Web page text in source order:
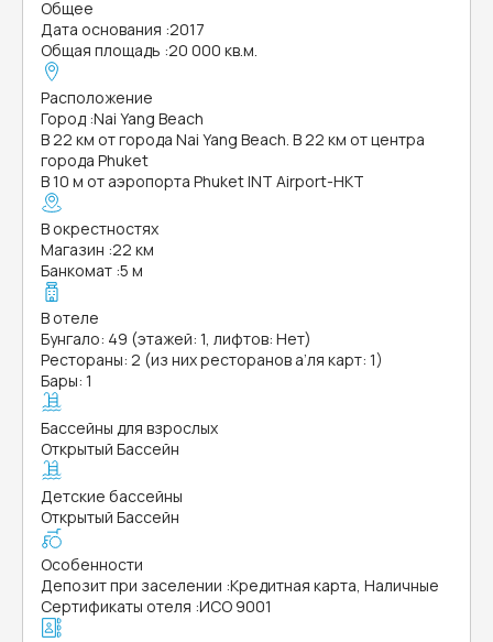
Общее
Дата основания :2017
Общая площадь :20 000 кв.м.
Расположение
Город :Nai Yang Beach
В 22 км от города Nai Yang Beach. В 22 км от центра
города Phuket
В 10 м от аэропорта Phuket INT Airport-HKT
В окрестностях
Магазин :22 км
Банкомат :5 м
В отеле
Бунгало: 49 (этажей: 1, лифтов: Нет)
Рестораны: 2 (из них ресторанов а’ля карт: 1)
Бары: 1
Бассейны для взрослых
Открытый Бассейн
Детские бассейны
Открытый Бассейн
Особенности
Депозит при заселении :Кредитная карта, Наличные
Сертификаты отеля :ИСО 9001